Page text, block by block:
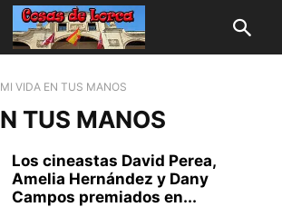
MI VIDA EN TUS MANOS
TUS MANOS
Los cineastas David Perea,
Amelia Hernández y Dany
Campos premiados en...